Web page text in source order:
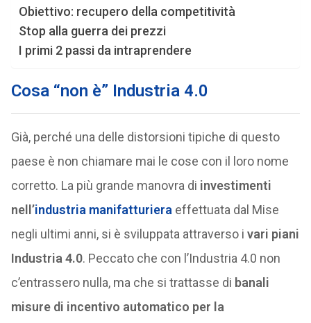
Obiettivo: recupero della competitività
Stop alla guerra dei prezzi
I primi 2 passi da intraprendere
Cosa “non è” Industria 4.0
Già, perché una delle distorsioni tipiche di questo
paese è non chiamare mai le cose con il loro nome
corretto. La più grande manovra di investimenti
nell’industria manifatturiera effettuata dal Mise
negli ultimi anni, si è sviluppata attraverso i vari piani
Industria 4.0. Peccato che con l’Industria 4.0 non
c’entrassero nulla, ma che si trattasse di banali
misure di incentivo automatico per la